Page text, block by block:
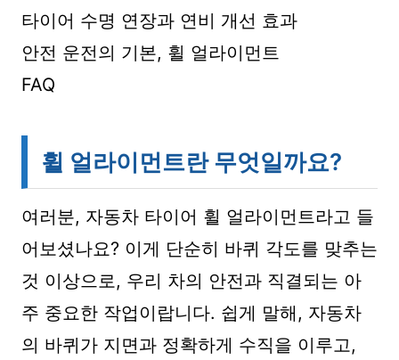
타이어 수명 연장과 연비 개선 효과
안전 운전의 기본, 휠 얼라이먼트
FAQ
휠 얼라이먼트란 무엇일까요?
여러분, 자동차 타이어 휠 얼라이먼트라고 들
어보셨나요? 이게 단순히 바퀴 각도를 맞추는
것 이상으로, 우리 차의 안전과 직결되는 아
주 중요한 작업이랍니다. 쉽게 말해, 자동차
의 바퀴가 지면과 정확하게 수직을 이루고,